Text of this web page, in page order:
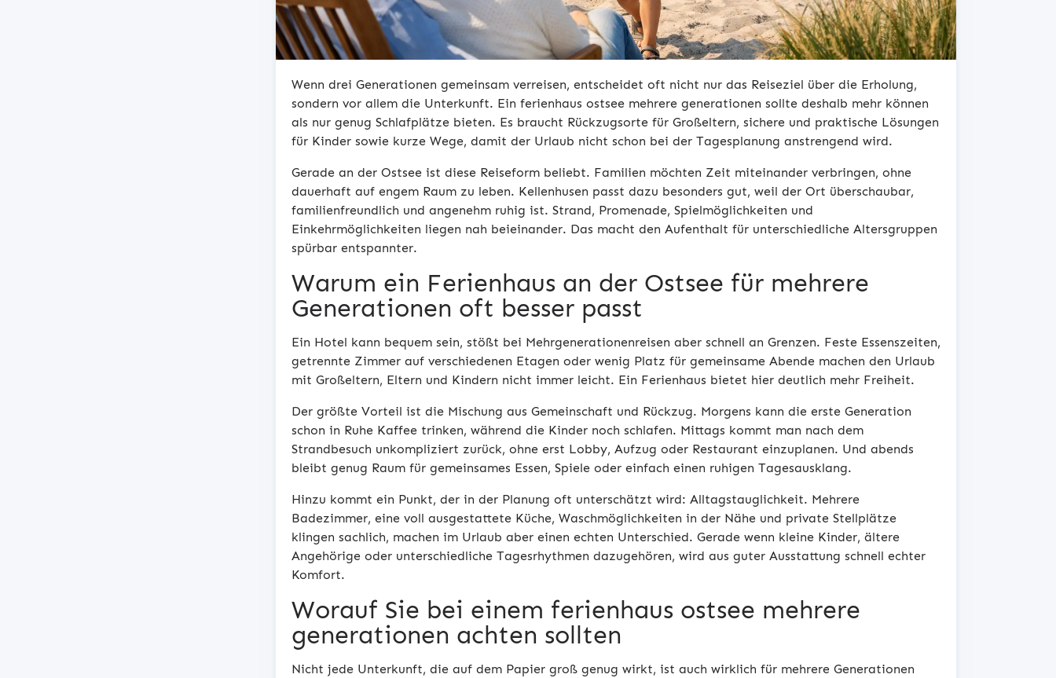
Wenn drei Generationen gemeinsam verreisen, entscheidet oft nicht nur das Reiseziel über die Erholung,
sondern vor allem die Unterkunft. Ein ferienhaus ostsee mehrere generationen sollte deshalb mehr können
als nur genug Schlafplätze bieten. Es braucht Rückzugsorte für Großeltern, sichere und praktische Lösungen
für Kinder sowie kurze Wege, damit der Urlaub nicht schon bei der Tagesplanung anstrengend wird.
Gerade an der Ostsee ist diese Reiseform beliebt. Familien möchten Zeit miteinander verbringen, ohne
dauerhaft auf engem Raum zu leben. Kellenhusen passt dazu besonders gut, weil der Ort überschaubar,
familienfreundlich und angenehm ruhig ist. Strand, Promenade, Spielmöglichkeiten und
Einkehrmöglichkeiten liegen nah beieinander. Das macht den Aufenthalt für unterschiedliche Altersgruppen
spürbar entspannter.
Warum ein Ferienhaus an der Ostsee für mehrere
Generationen oft besser passt
Ein Hotel kann bequem sein, stößt bei Mehrgenerationenreisen aber schnell an Grenzen. Feste Essenszeiten,
getrennte Zimmer auf verschiedenen Etagen oder wenig Platz für gemeinsame Abende machen den Urlaub
mit Großeltern, Eltern und Kindern nicht immer leicht. Ein Ferienhaus bietet hier deutlich mehr Freiheit.
Der größte Vorteil ist die Mischung aus Gemeinschaft und Rückzug. Morgens kann die erste Generation
schon in Ruhe Kaffee trinken, während die Kinder noch schlafen. Mittags kommt man nach dem
Strandbesuch unkompliziert zurück, ohne erst Lobby, Aufzug oder Restaurant einzuplanen. Und abends
bleibt genug Raum für gemeinsames Essen, Spiele oder einfach einen ruhigen Tagesausklang.
Hinzu kommt ein Punkt, der in der Planung oft unterschätzt wird: Alltagstauglichkeit. Mehrere
Badezimmer, eine voll ausgestattete Küche, Waschmöglichkeiten in der Nähe und private Stellplätze
klingen sachlich, machen im Urlaub aber einen echten Unterschied. Gerade wenn kleine Kinder, ältere
Angehörige oder unterschiedliche Tagesrhythmen dazugehören, wird aus guter Ausstattung schnell echter
Komfort.
Worauf Sie bei einem ferienhaus ostsee mehrere
generationen achten sollten
Nicht jede Unterkunft, die auf dem Papier groß genug wirkt, ist auch wirklich für mehrere Generationen